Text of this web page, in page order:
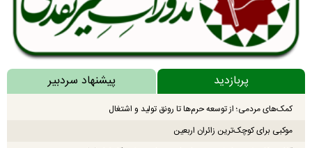
پربازدید پیشنهاد سردبیر
کمک‌های مردمی؛ از توسعه حرم‌ها تا رونق تولید و اشتغال
موکبی برای کوچک‌ترین زائران اربعین